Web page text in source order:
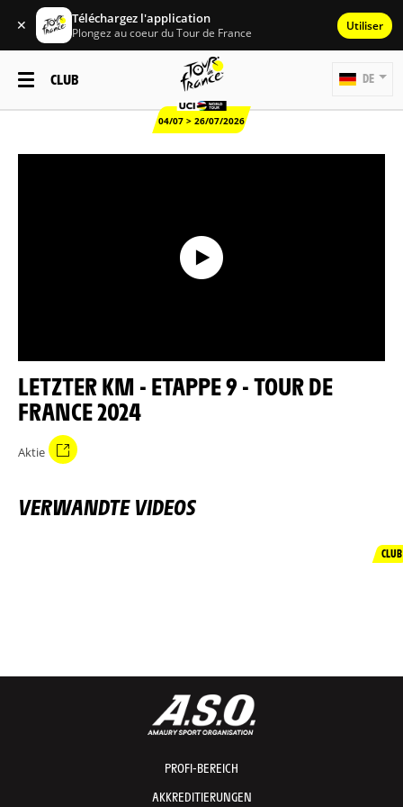
✕ Téléchargez l'application
Plongez au coeur du Tour de France Utiliser
CLUB
04/07 > 26/07/2026
DE
LETZTER KM - ETAPPE 9 - TOUR DE
FRANCE 2024
Aktie
VERWANDTE VIDEOS
CLUB
PROFI-BEREICH
AKKREDITIERUNGEN